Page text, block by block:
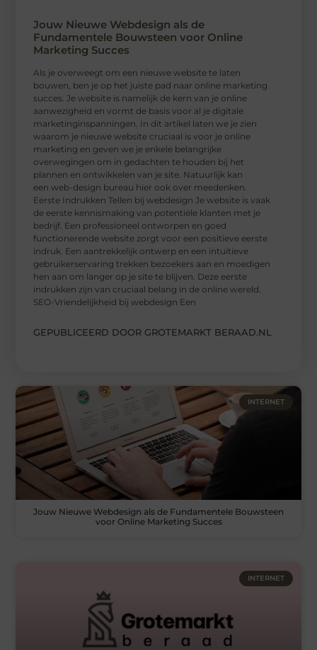
Jouw Nieuwe Webdesign als de
Fundamentele Bouwsteen voor Online
Marketing Succes
Als je overweegt om een nieuwe website te laten
bouwen, ben je op het juiste pad naar online marketing
succes. Je website is namelijk de kern van je online
aanwezigheid en vormt de basis voor al je digitale
marketinginspanningen. In dit artikel laten we je zien
waarom je nieuwe website cruciaal is voor je online
marketing en geven we je enkele belangrijke
overwegingen om in gedachten te houden bij het
plannen en ontwikkelen van je site. Natuurlijk kan
een web-design bureau hier ook over meedenken.
Eerste Indrukken Tellen bij webdesign Je website is vaak
de eerste kennismaking van potentiële klanten met je
bedrijf. Een professioneel ontworpen en goed
functionerende website zorgt voor een positieve eerste
indruk. Een aantrekkelijk ontwerp en een intuïtieve
gebruikerservaring trekken bezoekers aan en moedigen
hen aan om langer op je site te blijven. Deze eerste
indrukken zijn van cruciaal belang in de online wereld.
SEO-Vriendelijkheid bij webdesign Een
GEPUBLICEERD DOOR GROTEMARKT BERAAD.NL
INTERNET
Jouw Nieuwe Webdesign als de Fundamentele Bouwsteen
voor Online Marketing Succes
INTERNET